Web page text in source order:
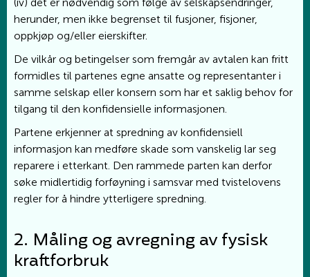
herunder, men ikke begrenset til fusjoner, fisjoner,
oppkjøp og/eller eierskifter.
De vilkår og betingelser som fremgår av avtalen kan fritt
formidles til partenes egne ansatte og representanter i
samme selskap eller konsern som har et saklig behov for
tilgang til den konfidensielle informasjonen.
Partene erkjenner at spredning av konfidensiell
informasjon kan medføre skade som vanskelig lar seg
reparere i etterkant. Den rammede parten kan derfor
søke midlertidig forføyning i samsvar med tvistelovens
regler for å hindre ytterligere spredning.
2. Måling og avregning av fysisk
kraftforbruk